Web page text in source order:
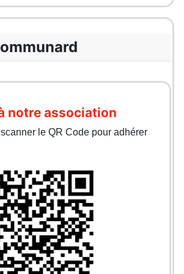
notre association
le QR Code pour adhérer